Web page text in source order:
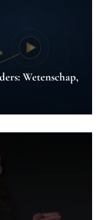
Wetenschap,